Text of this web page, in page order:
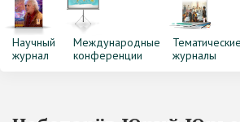
Научный
журнал
Международные
конференции
Тематические
журналы